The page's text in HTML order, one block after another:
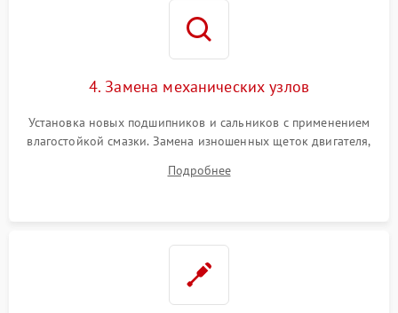
4. Замена механических узлов
Установка новых подшипников и сальников с применением
влагостойкой смазки. Замена изношенных щеток двигателя,
или поврежденной резиновой манжеты.
Подробнее